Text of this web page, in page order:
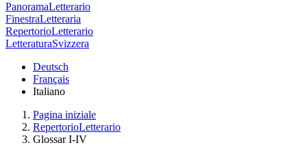
PanoramaLetterario
FinestraLetteraria
RepertorioLetterario
LetteraturaSvizzera
Deutsch
Français
Italiano
Pagina iniziale
RepertorioLetterario
Glossar I-IV